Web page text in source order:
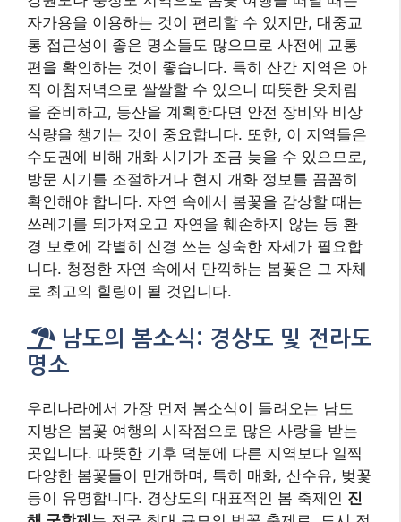
니다. 청정한 자연 속에서 만끽하는 봄꽃은 그 자체
로 최고의 힐링이 될 것입니다.
남도의 봄소식: 경상도 및 전라도
명소
우리나라에서 가장 먼저 봄소식이 들려오는 남도
지방은 봄꽃 여행의 시작점으로 많은 사랑을 받는
곳입니다. 따뜻한 기후 덕분에 다른 지역보다 일찍
다양한 봄꽃들이 만개하며, 특히 매화, 산수유, 벚꽃
등이 유명합니다. 경상도의 대표적인 봄 축제인진
해 군항제는 전국 최대 규모의 벚꽃 축제로, 도시 전
체가 벚꽃으로 뒤덮여 장관을 이룹니다. 여좌천 로
히 인기가 높습니다. 다만, 축제 기간에는 엄청난 인
파가 몰리므로 혼잡을 피하고 싶다면 축제 시작 전
이나 평일에 방문하는 것을 고려해 볼 수 있습니다.
는 아름다운 벚꽃길로, ‘혼례길’이라는 별칭처럼 연
인들에게 특히 인기가 많습니다. 화개장터와 함께
둘러보기 좋은 코스입니다.
전라도 지역 역시 남도 특유의 아름다운 봄꽃 명소